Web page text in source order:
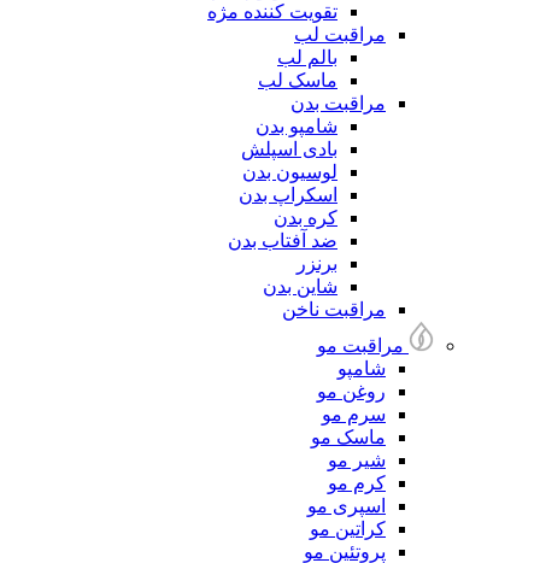
تقویت کننده مژه
مراقبت لب
بالم لب
ماسک لب
مراقبت بدن
شامپو بدن
بادی اسپلش
لوسیون بدن
اسکراپ بدن
کره بدن
ضد آفتاب بدن
برنزر
شاین بدن
مراقبت ناخن
مراقبت مو
شامپو
روغن مو
سرم مو
ماسک مو
شیر مو
کرم مو
اسپری مو
کراتین مو
پروتئین مو